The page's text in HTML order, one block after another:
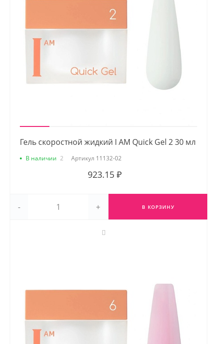
Гель скоростной жидкий I AM Quick Gel 2 30 мл
В наличии 2 Артикул 11132-02
923.15 ₽
- + В КОРЗИНУ